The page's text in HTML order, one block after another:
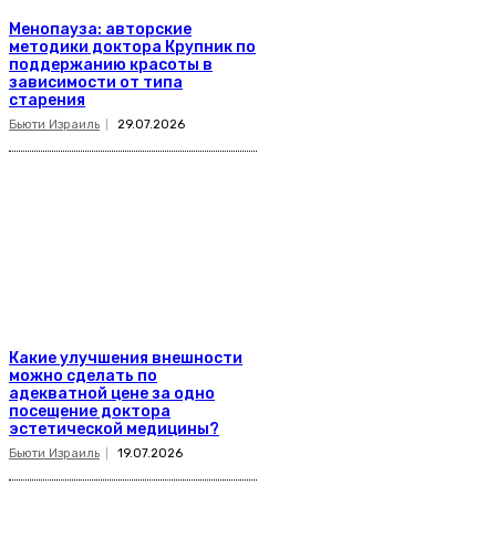
Менопауза: авторские
методики доктора Крупник по
поддержанию красоты в
зависимости от типа
старения
Бьюти Израиль 29.07.2026
Какие улучшения внешности
можно сделать по
адекватной цене за одно
посещение доктора
эстетической медицины?
Бьюти Израиль 19.07.2026